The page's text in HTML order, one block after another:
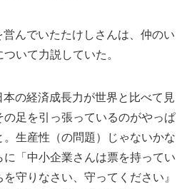
んでいたたけしさんは、仲のい
いて力説していた。
の経済成長力が世界と比べて見
足を引っ張っているのがやっぱ
生産性（の問題）じゃないかな
「中小企業さんは票を持ってい
守りなさい、守ってください』